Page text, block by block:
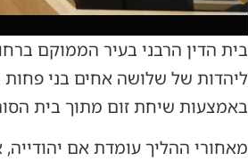
בית הדין הרבני בעיר הממוקם
באמצעות שיחת זום מתוך בית
מאחורי ההליך עומדת אם